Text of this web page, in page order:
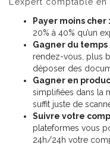
Payer moins cher :
20% à 40% qu’un
Gagner du temps
rendez-vous, plus
déposer des
Gagner en
simplifiées dans la
suffit juste de
Suivre votre
plateformes vous
24h/24h votre